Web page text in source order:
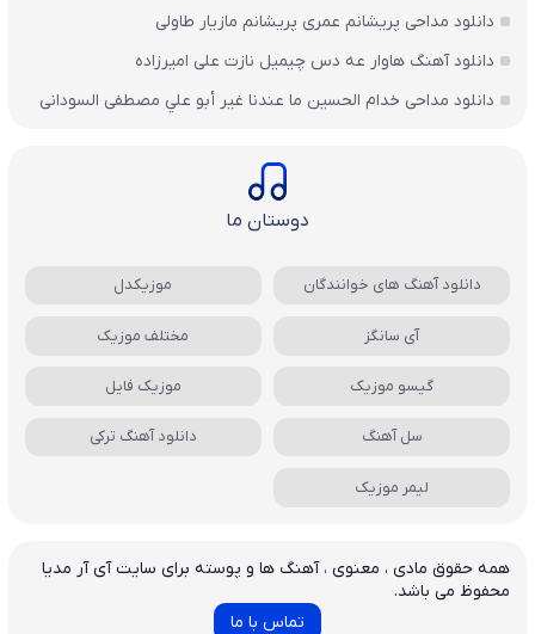
دانلود مداحی پریشانم عمری پریشانم مازیار طاولی
دانلود آهنگ هاوار عه دس چیمیل نازت علی امیرزاده
دانلود مداحی خدام الحسين ما عندنا غير أبو علي مصطفی السودانی
دوستان ما
دانلود آهنگ های خوانندگان موزیکدل
آی سانگز مختلف موزیک
گیسو موزیک موزیک فایل
سل آهنگ دانلود آهنگ ترکی
لیمر موزیک
همه حقوق مادی ، معنوی ، آهنگ ها و پوسته برای سایت آی آر مدیا
محفوظ می باشد.
تماس با ما